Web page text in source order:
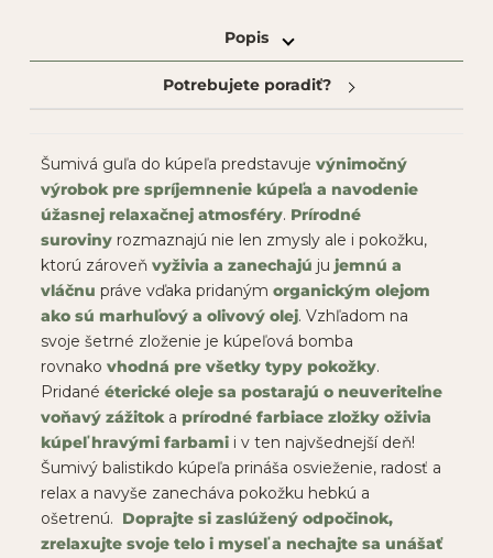
Popis
Potrebujete poradiť?
Šumivá guľa do kúpeľa predstavujevýnimočný
výrobok pre spríjemnenie kúpeľa a navodenie
úžasnej relaxačnej atmosféry. Prírodné
suroviny rozmaznajú nie len zmysly ale i pokožku,
ktorú zároveňvyživia a zanechajú jujemnú a
vláčnu práve vďaka pridanýmorganickým olejom
ako sú marhuľový a olivový olej. Vzhľadom na
svoje šetrné zloženie je kúpeľová bomba
rovnakovhodná pre všetky typy pokožky.
Pridanééterické oleje sa postarajú o neuveriteľne
voňavý zážitoka prírodné farbiace zložky oživia
kúpeľ hravými farbami i v ten najvšednejší deň!
Šumivý balistikdo kúpeľa prináša osvieženie, radosť a
relax a navyše zanecháva pokožku hebkú a
ošetrenú. Doprajte si zaslúžený odpočinok,
zrelaxujte svoje telo i myseľ a nechajte sa unášať